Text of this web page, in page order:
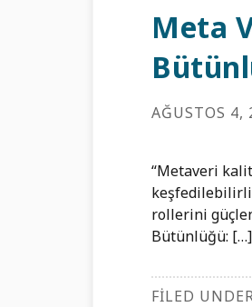
Meta
AĞUSTOS 4,
“Metaveri
rollerini
Bütünlüğü: […]
FILED